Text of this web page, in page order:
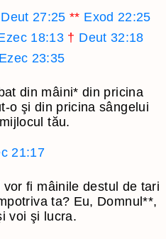
Deut 27:25 ** Exod 22:25
18:13 † Deut 32:18
Ezec 23:35
din mâini* din pricina
o şi din pricina sângelui
tău.
21:17
fi mâinile destul de tari
ta? Eu, Domnul**,
voi şi lucra.